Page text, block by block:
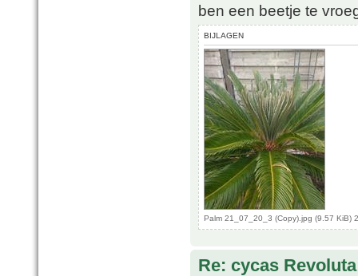
ben een beetje te
BIJLAGEN
Palm 21_07_20_3 (Copy).jpg (9.57 KiB)
Re: cycas Revoluta